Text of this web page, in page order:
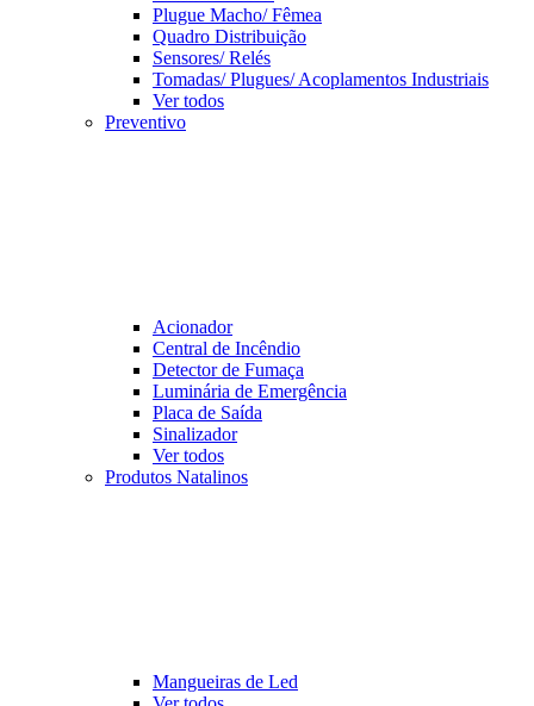
Plugue Macho/ Fêmea
Quadro Distribuição
Sensores/ Relés
Tomadas/ Plugues/ Acoplamentos Industriais
Ver todos
Preventivo
Acionador
Central de Incêndio
Detector de Fumaça
Luminária de Emergência
Placa de Saída
Sinalizador
Ver todos
Produtos Natalinos
Mangueiras de Led